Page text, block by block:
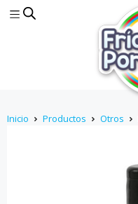
Inicio Productos Otros